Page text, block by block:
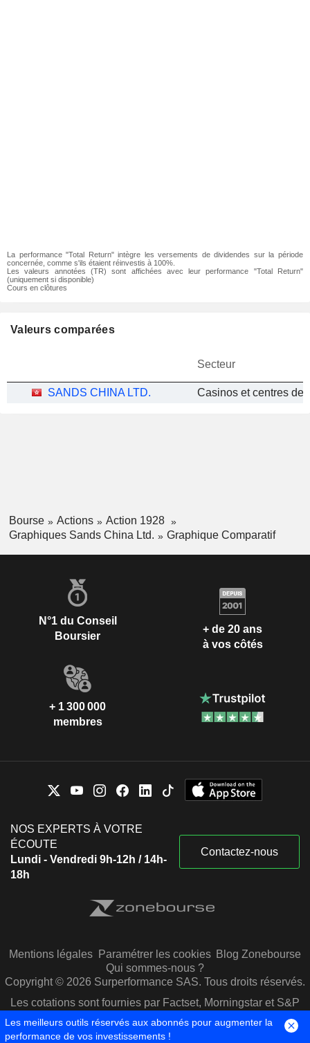
La performance "Total Return" intègre les versements de dividendes sur la période
concernée, comme s'ils étaient réinvestis à 100%.
Les valeurs annotées (TR) sont affichées avec leur performance "Total Return"
(uniquement si disponible)
Cours en clôtures
Valeurs comparées
Secteur
SANDS CHINA LTD. Casinos et centres de
Bourse Actions
Action 1928
Graphiques Sands China Ltd.
Graphique Comparatif
N°1 du Conseil
Boursier
+ de 20 ans
à vos côtés
+ 1 300 000
membres
NOS EXPERTS À VOTRE
ÉCOUTE
Lundi - Vendredi 9h-12h / 14h-
18h
Contactez-nous
Mentions légales Paramétrer les cookies Blog Zonebourse
Qui sommes-nous ?
Copyright © 2026 Surperformance SAS. Tous droits réservés.
Les cotations sont fournies par Factset, Morningstar et S&P
Capital IQ
Les meilleurs outils réservés aux abonnés pour augmenter la
performance de vos investissements !